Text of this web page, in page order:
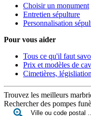
Choisir un monument
Entretien sépulture
Personnalisation
Pour vous aider
Tous ce qu'il faut
Prix et modèles de
Cimetières,
Trouvez les meilleurs
Rechercher des pompes